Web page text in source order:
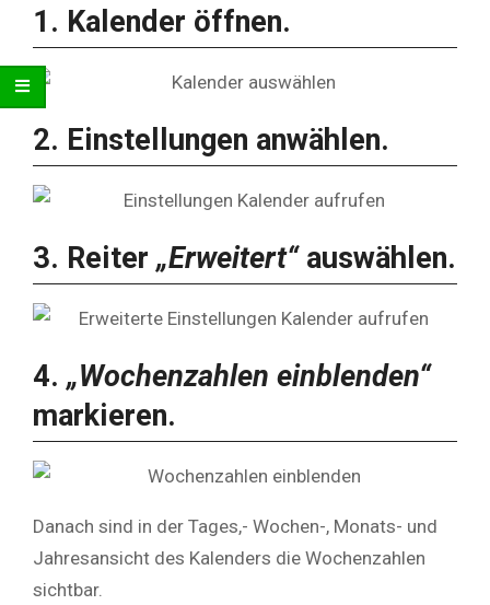
1. Kalender öffnen.
2. Einstellungen anwählen.
3. Reiter „Erweitert“auswählen.
4. „Wochenzahlen einblenden“
markieren.
Danach sind in der Tages,- Wochen-, Monats- und
Jahresansicht des Kalenders die Wochenzahlen
sichtbar.